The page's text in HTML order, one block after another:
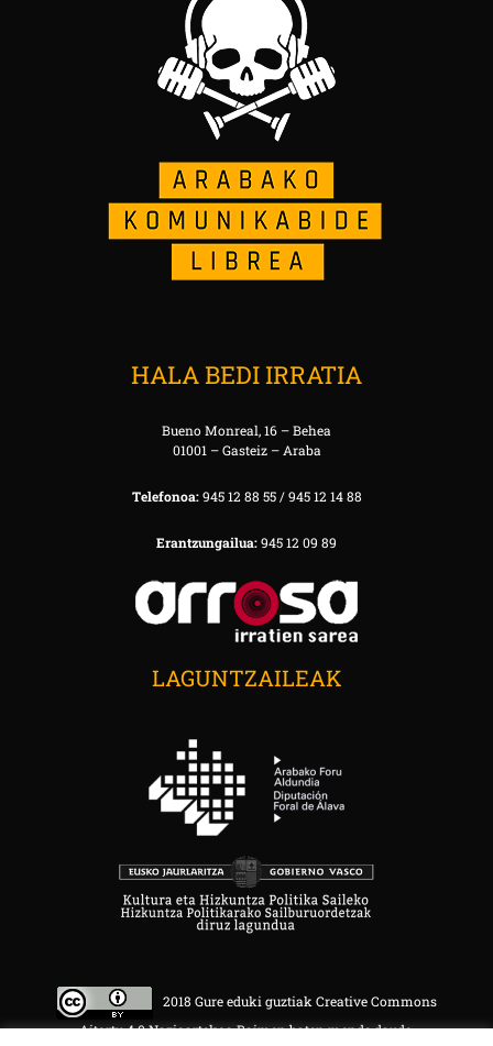
HALA BEDI IRRATIA
Bueno Monreal, 16 – Behea
01001 – Gasteiz – Araba
Telefonoa:945 12 88 55 / 945 12 14 88
Erantzungailua:945 12 09 89
LAGUNTZAILEAK
2018 Gure eduki guztiak Creative Commons
Aitortu 4.0 Nazioartekoa Baimen baten mende daude.